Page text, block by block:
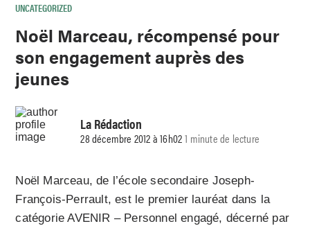
UNCATEGORIZED
Noël Marceau, récompensé pour
son engagement auprès des
jeunes
La Rédaction
28 décembre 2012 à 16h021 minute de lecture
Noël Marceau, de l’école secondaire Joseph-
François-Perrault, est le premier lauréat dans la
catégorie AVENIR – Personnel engagé, décerné par